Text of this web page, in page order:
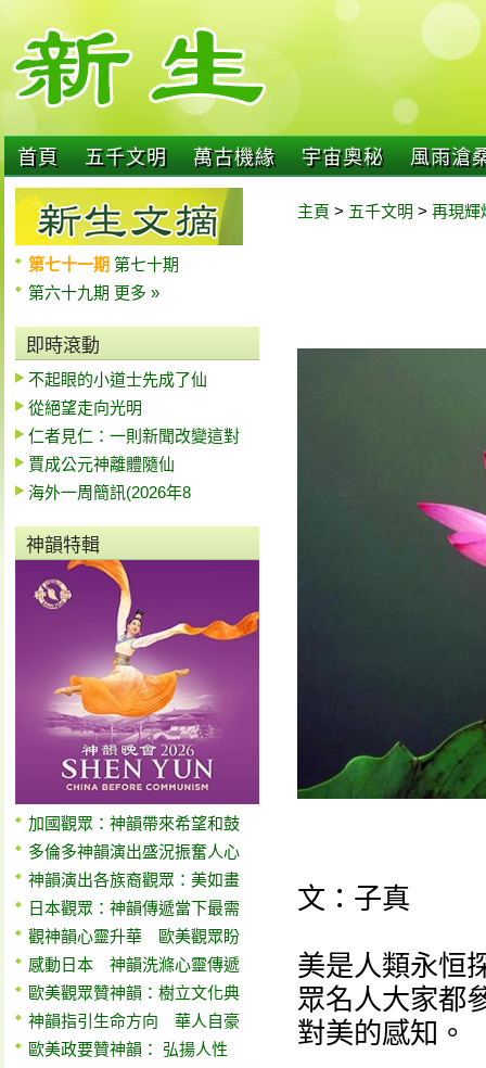
首頁 五千文明 萬古機緣 宇宙奧秘 風雨滄
第七十一期 第七十期
第六十九期 更多 »
即時滾動
不起眼的小道士先成了仙
從絕望走向光明
仁者見仁：一則新聞改變這對
賈成公元神離體隨仙
海外一周簡訊(2026年8
神韻特輯
加國觀眾：神韻帶來希望和鼓
多倫多神韻演出盛況振奮人心
神韻演出各族裔觀眾：美如畫
日本觀眾：神韻傳遞當下最需
觀神韻心靈升華 歐美觀眾盼
感動日本 神韻洗滌心靈傳遞
歐美觀眾贊神韻：樹立文化典
神韻指引生命方向 華人自豪
歐美政要贊神韻： 弘揚人性
主頁 > 五千文明 > 再現輝
文：子真
美是人類永恒
眾名人大家都
對美的感知。